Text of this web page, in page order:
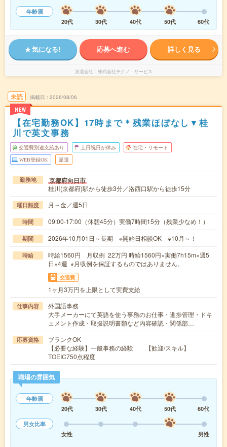
年齢層
20代
30代 40代 50代 60代
気になる! 応募へ進む 詳しく見る
派遣会社 株式会社テクノ・サービス
未読
NEW
掲載日 2026/08/06
【在宅勤務OK】17時まで＊残業ほぼなし▼桂
川で英文事務
交通費別途支給あり 土日祝日が休み 在宅・リモート
WEB登録OK 派遣
勤務地 京都府向日市
桂川(京都府)駅から徒歩3分／洛西口駅から徒歩15分
曜日頻度 月～金／週5日
時間 09:00-17:00（休憩45分）実働7時間15分（残業少なめ！）
期間 2026年10月01日～長期 ※開始日相談OK ※10月～！
時給
時給1560円 月収例 22万円 時給1560円×実働7h15m×週5
日×4週 ※月収例を保証するものではありません。
交通費
1ヶ月3万円を上限として実費支給
仕事内容
外国語事務
大手メーカーにて英語を使う事務のお仕事・進捗管理・ドキ
ュメント作成・取扱説明書類など内容確認・関係部…
応募資格
ブランクOK
【必要な経験】一般事務の経験 【歓迎/スキル】
TOEIC750点程度
職場の雰囲気
年齢層
20代
30代 40代 50代
60代
男女比率
女性
男性